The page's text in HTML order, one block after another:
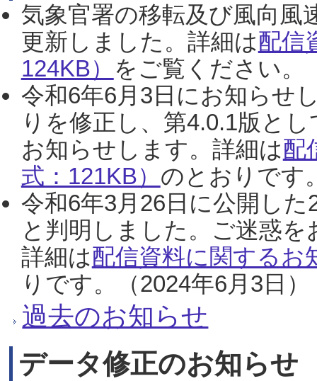
気象官署の移転及び風向風
更新しました。詳細は配信
124KB） をご覧ください。
令和6年6月3日にお知らせ
りを修正し、第4.0.1版と
お知らせします。詳細は配
式：121KB） のとおりです
令和6年3月26日に公開し
と判明しました。ご迷惑
詳細は配信資料に関するお
りです。（2024年6月3日）
過去のお知らせ
データ修正のお知らせ